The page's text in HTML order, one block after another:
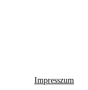
Impresszum